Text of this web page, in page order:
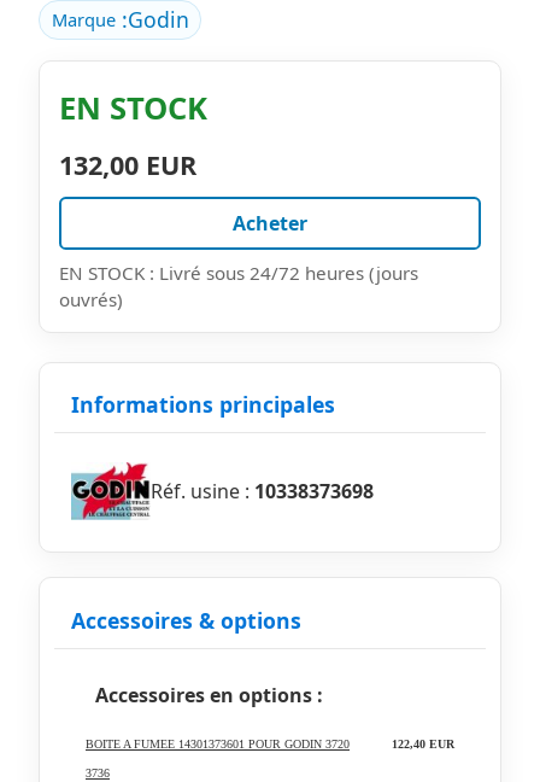
Marque:Godin
EN STOCK
132,00 EUR
Acheter
EN STOCK : Livré sous 24/72 heures (jours
ouvrés)
Informations principales
Réf. usine : 10338373698
Accessoires & options
Accessoires en options :
BOITE A FUMEE 14301373601 POUR GODIN 3720
3736
122,40 EUR